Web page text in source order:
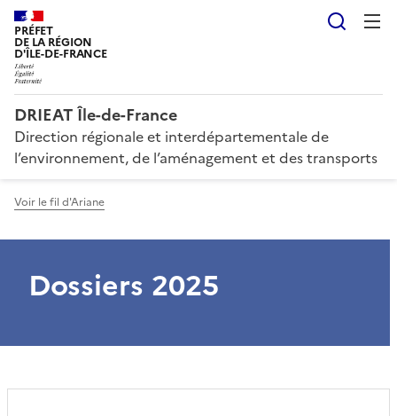
PRÉFET
DE LA RÉGION
D'ÎLE-DE-FRANCE
DRIEAT Île-de-France
Direction régionale et interdépartementale de
l’environnement, de l’aménagement et des transports
Voir le fil d'Ariane
Dossiers 2025